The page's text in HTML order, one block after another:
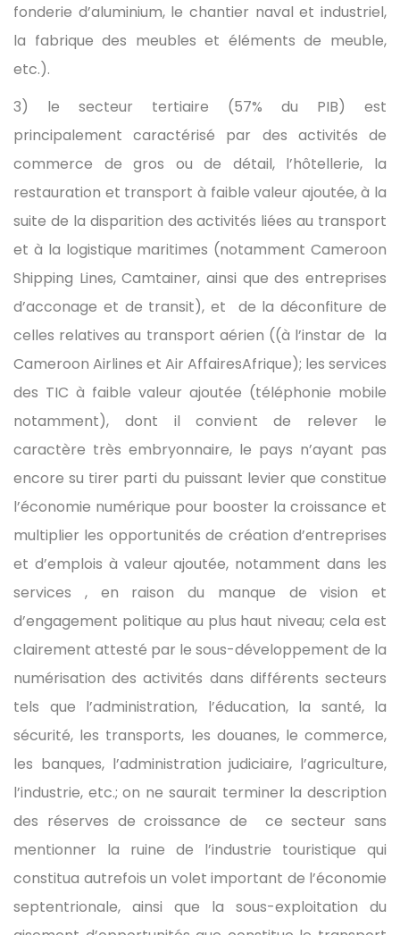
fonderie d’aluminium, le chantier naval et industriel,
la fabrique des meubles et éléments de meuble,
etc.).
3) le secteur tertiaire (57% du PIB) est
principalement caractérisé par des activités de
commerce de gros ou de détail, l’hôtellerie, la
restauration et transport à faible valeur ajoutée, à la
suite de la disparition des activités liées au transport
et à la logistique maritimes (notamment Cameroon
Shipping Lines, Camtainer, ainsi que des entreprises
d’acconage et de transit), et de la déconfiture de
celles relatives au transport aérien ((à l’instar de la
Cameroon Airlines et Air AffairesAfrique); les services
des TIC à faible valeur ajoutée (téléphonie mobile
notamment), dont il convient de relever le
caractère très embryonnaire, le pays n’ayant pas
encore su tirer parti du puissant levier que constitue
l’économie numérique pour booster la croissance et
multiplier les opportunités de création d’entreprises
et d’emplois à valeur ajoutée, notamment dans les
services , en raison du manque de vision et
d’engagement politique au plus haut niveau; cela est
clairement attesté par le sous-développement de la
numérisation des activités dans différents secteurs
tels que l’administration, l’éducation, la santé, la
sécurité, les transports, les douanes, le commerce,
les banques, l’administration judiciaire, l’agriculture,
l’industrie, etc.; on ne saurait terminer la description
des réserves de croissance de ce secteur sans
mentionner la ruine de l’industrie touristique qui
constitua autrefois un volet important de l’économie
septentrionale, ainsi que la sous-exploitation du